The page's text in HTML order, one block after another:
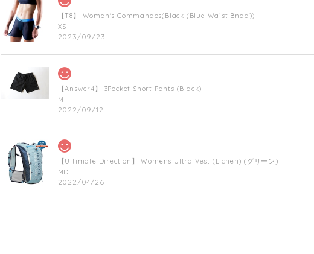
【T8】 Women's Commandos(Black (Blue Waist Bnad))
XS
2023/09/23
【Answer4】 3Pocket Short Pants (Black)
M
2022/09/12
【Ultimate Direction】 Womens Ultra Vest (Lichen) (グリーン)
MD
2022/04/26